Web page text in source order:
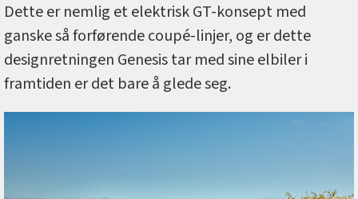
Dette er nemlig et elektrisk GT-konsept med
ganske så forførende coupé-linjer, og er dette
designretningen Genesis tar med sine elbiler i
framtiden er det bare å glede seg.